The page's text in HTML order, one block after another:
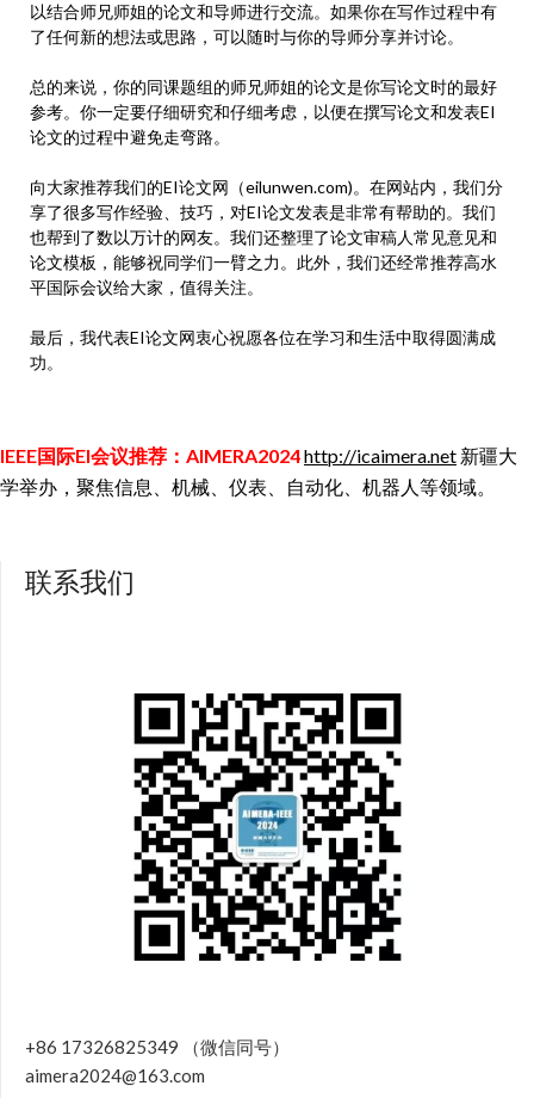
以结合师兄师姐的论文和导师进行交流。如果你在写作过程中有
了任何新的想法或思路，可以随时与你的导师分享并讨论。
总的来说，你的同课题组的师兄师姐的论文是你写论文时的最好
参考。你一定要仔细研究和仔细考虑，以便在撰写论文和发表EI
论文的过程中避免走弯路。
向大家推荐我们的EI论文网（eilunwen.com)。在网站内，我们分
享了很多写作经验、技巧，对EI论文发表是非常有帮助的。我们
也帮到了数以万计的网友。我们还整理了论文审稿人常见意见和
论文模板，能够祝同学们一臂之力。此外，我们还经常推荐高水
平国际会议给大家，值得关注。
最后，我代表EI论文网衷心祝愿各位在学习和生活中取得圆满成
功。
IEEE国际EI会议推荐：AIMERA2024http://icaimera.net 新疆大
学举办，聚焦信息、机械、仪表、自动化、机器人等领域。
联系我们
+86 17326825349 （微信同号）
aimera2024@163.com